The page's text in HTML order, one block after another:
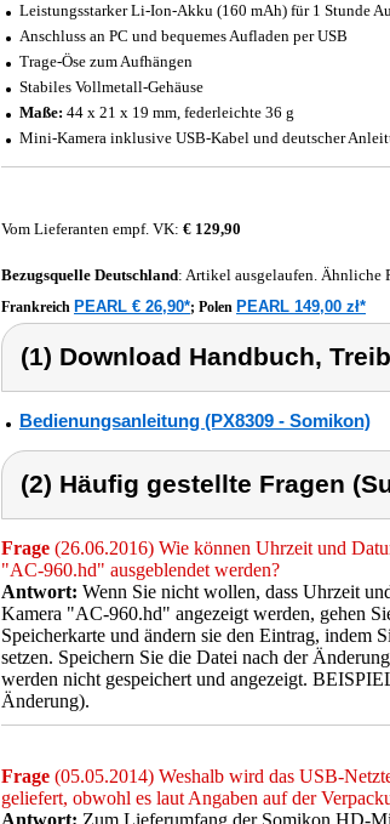
Leistungsstarker Li-Ion-Akku (160 mAh) für 1 Stunde
Anschluss an PC und bequemes Aufladen per USB
Trage-Öse zum Aufhängen
Stabiles Vollmetall-Gehäuse
Maße: 44 x 21 x 19 mm, federleichte 36 g
Mini-Kamera inklusive USB-Kabel und deutscher
Vom Lieferanten empf. VK: € 129,90
Bezugsquelle Deutschland: Artikel ausgelaufen. Ähnliche
Frankreich PEARL € 26,90*; Polen PEARL 149,00 zł*
(1) Download Handbuch,
Bedienungsanleitung (PX8309 - Somikon)
(2) Häufig gestellte Fragen
Frage (26.06.2016) Wie können Uhrzeit und
"AC-960.hd" ausgeblendet werden?
Antwort: Wenn Sie nicht wollen, dass Uhrzeit
Kamera "AC-960.hd" angezeigt werden, gehen
Speicherkarte und ändern sie den Eintrag,
setzen. Speichern Sie die Datei nach der
werden nicht gespeichert und angezeigt.
Änderung).
Frage (05.05.2014) Weshalb wird das USB-
geliefert, obwohl es laut Angaben auf der
Antwort: Zum Lieferumfang der Somikon HD-